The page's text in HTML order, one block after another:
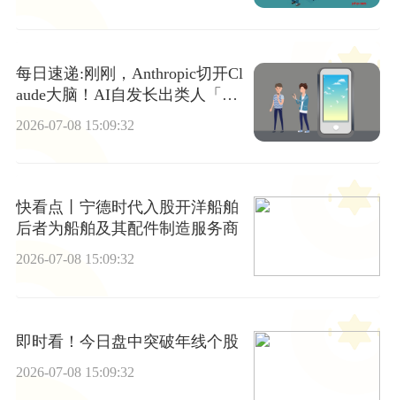
每日速递:刚刚，Anthropic切开Cl
aude大脑！AI自发长出类人「意
2026-07-08 15:09:32
快看点丨宁德时代入股开洋船舶
后者为船舶及其配件制造服务商
2026-07-08 15:09:32
即时看！今日盘中突破年线个股
2026-07-08 15:09:32